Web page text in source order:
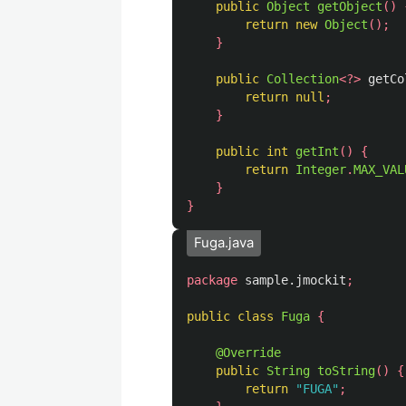
public Object getObject ()
return new Object ();
}
public Collection<?>
return null ;
}
public int getInt ()
{
return Integer.
}
}
Fuga.java
package sample.jmockit ;
public class Fuga {
@Override
public String toString()
{
return
"FUGA" ;